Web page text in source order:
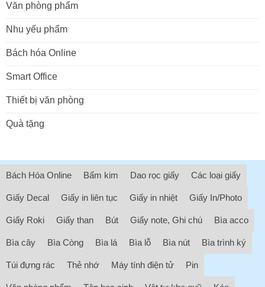
Văn phòng phẩm
Nhu yếu phẩm
Bách hóa Online
Smart Office
Thiết bị văn phòng
Quà tặng
Bách Hóa Online Bấm kim Dao rọc giấy Các loại giấy
Giấy Decal Giấy in liên tục Giấy in nhiệt Giấy In/Photo
Giấy Roki Giấy than Bút Giấy note, Ghi chú Bìa acco
Bìa cây Bìa Còng Bìa lá Bìa lỗ Bìa nút Bìa trình ký
Túi đựng rác Thẻ nhớ Máy tính điện tử Pin